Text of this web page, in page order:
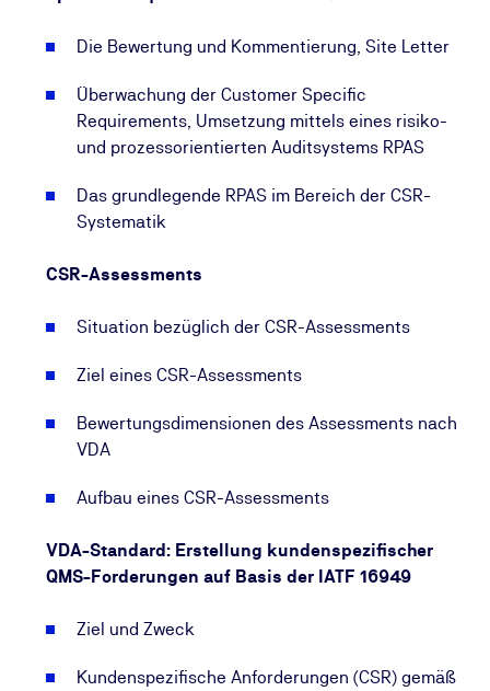
Die Bewertung und Kommentierung, Site Letter
Überwachung der Customer Specific
Requirements, Umsetzung mittels eines risiko-
und prozessorientierten Auditsystems RPAS
Das grundlegende RPAS im Bereich der CSR-
Systematik
CSR-Assessments
Situation bezüglich der CSR-Assessments
Ziel eines CSR-Assessments
Bewertungsdimensionen des Assessments nach
VDA
Aufbau eines CSR-Assessments
VDA-Standard: Erstellung kundenspezifischer
QMS-Forderungen auf Basis der IATF 16949
Ziel und Zweck
Kundenspezifische Anforderungen (CSR) gemäß